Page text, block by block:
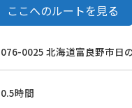
ここへのルートを見る
076-0025 北海道富良野市日
0.5時間